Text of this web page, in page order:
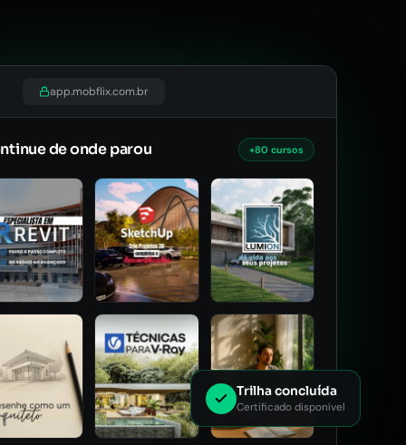
app.mobflix.com.br
de onde parou +80 cursos
Trilha concluída
Certificado disponível